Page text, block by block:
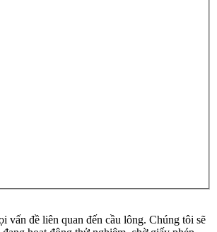
đề liên quan đến cầu lông. Chúng tôi sẽ